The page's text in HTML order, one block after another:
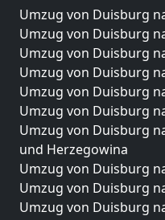
Umzug von Duisburg
Umzug von Duisburg
Umzug von Duisburg
Umzug von Duisburg
Umzug von Duisburg
Umzug von Duisburg
Umzug von Duisburg
und Herzegowina
Umzug von Duisburg
Umzug von Duisburg
Umzug von Duisburg